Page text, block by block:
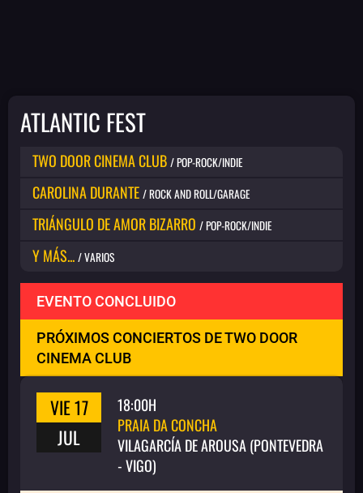
ATLANTIC FEST
TWO DOOR CINEMA CLUB / POP-ROCK/INDIE
CAROLINA DURANTE / ROCK AND ROLL/GARAGE
TRIÁNGULO DE AMOR BIZARRO / POP-ROCK/INDIE
Y MÁS... / VARIOS
EVENTO CONCLUIDO
PRÓXIMOS CONCIERTOS DE TWO DOOR
CINEMA CLUB
VIE 17
JUL
18:00H
PRAIA DA CONCHA
VILAGARCÍA DE AROUSA (PONTEVEDRA
- VIGO)